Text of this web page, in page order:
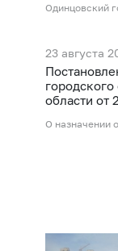
Одинцовский
23 августа
области
О назначении